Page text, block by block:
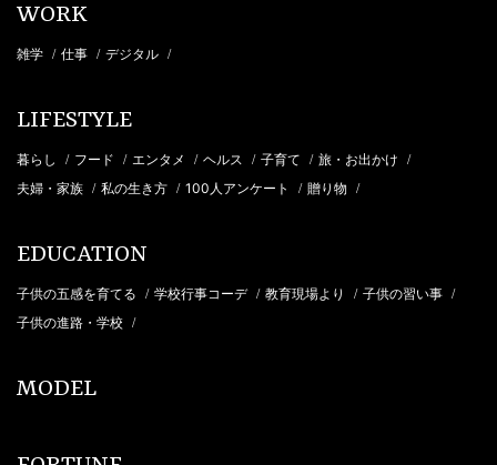
WORK
雑学 / 仕事 / デジタル /
LIFESTYLE
暮らし / フード / エンタメ / ヘルス / 子育て / 旅・お出かけ /
夫婦・家族 / 私の生き方 / 100人アンケート / 贈り物 /
EDUCATION
子供の五感を育てる / 学校行事コーデ / 教育現場より / 子供の習い事 /
子供の進路・学校 /
MODEL